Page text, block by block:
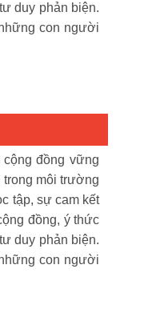
duy phản biện.
con người
đồng vững
trong môi trường
tập, sự cam kết
đồng, ý thức
duy phản biện.
con người